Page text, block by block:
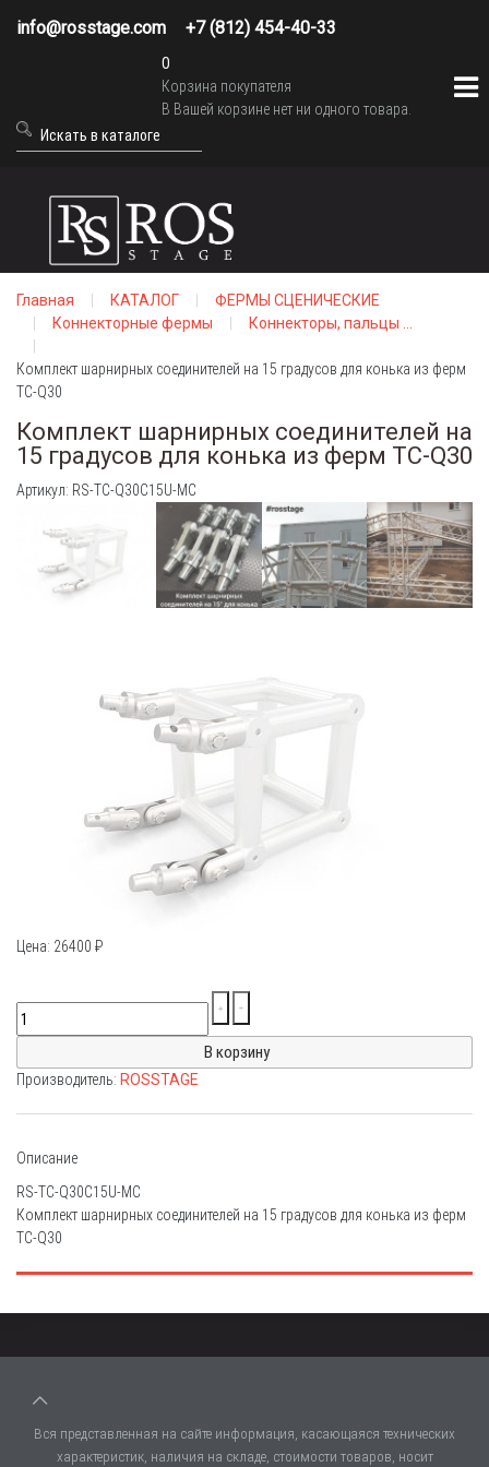
info@rosstage.com +7 (812) 454-40-33
0
Корзина покупателя
В Вашей корзине нет ни одного товара.
Главная КАТАЛОГ
ФЕРМЫ СЦЕНИЧЕСКИЕ
Коннекторные фермы
Коннекторы, пальцы ...
Комплект шарнирных соединителей на 15 градусов для конька из ферм
TC-Q30
Комплект шарнирных соединителей на
15 градусов для конька из ферм TC-Q30
Артикул: RS-TC-Q30С15U-MC
Цена: 26400 ₽
Производитель: ROSSTAGE
Описание
RS-TC-Q30С15U-MC
Комплект шарнирных соединителей на 15 градусов для конька из ферм
TC-Q30
Вся представленная на сайте информация, касающаяся технических
характеристик, наличия на складе, стоимости товаров, носит